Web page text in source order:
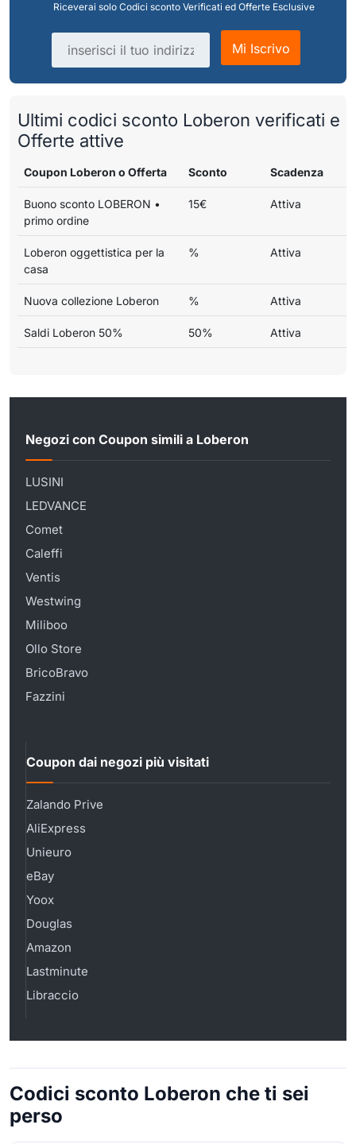
Riceverai solo Codici sconto Verificati ed Offerte Esclusive
Indirizzo email
Mi Iscrivo
Ultimi codici sconto Loberon verificati e
Offerte attive
Coupon Loberon o Offerta Sconto Scadenza
Buono sconto LOBERON •
primo ordine
15€ Attiva
Loberon oggettistica per la
casa
% Attiva
Nuova collezione Loberon % Attiva
Saldi Loberon 50% 50% Attiva
Negozi con Coupon simili a Loberon
LUSINI
LEDVANCE
Comet
Caleffi
Ventis
Westwing
Miliboo
Ollo Store
BricoBravo
Fazzini
Coupon dai negozi più visitati
Zalando Prive
AliExpress
Unieuro
eBay
Yoox
Douglas
Amazon
Lastminute
Libraccio
Codici sconto Loberon che ti sei
perso